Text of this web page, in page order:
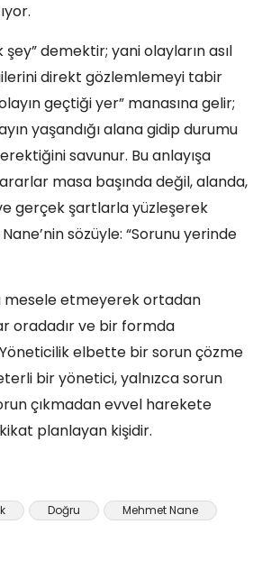
demektir; yani olayların asıl
direkt gözlemlemeyi tabir
geçtiği yer” manasına gelir;
yaşandığı alana gidip durumu
savunur. Bu anlayışa
masa başında değil, alanda,
gerçek şartlarla yüzleşerek
sözüyle: “Sorunu yerinde
mesele etmeyerek ortadan
oradadır ve bir formda
elbette bir sorun çözme
bir yönetici, yalnızca sorun
çıkmadan evvel harekete
planlayan kişidir.
Doğru
Mehmet Nane